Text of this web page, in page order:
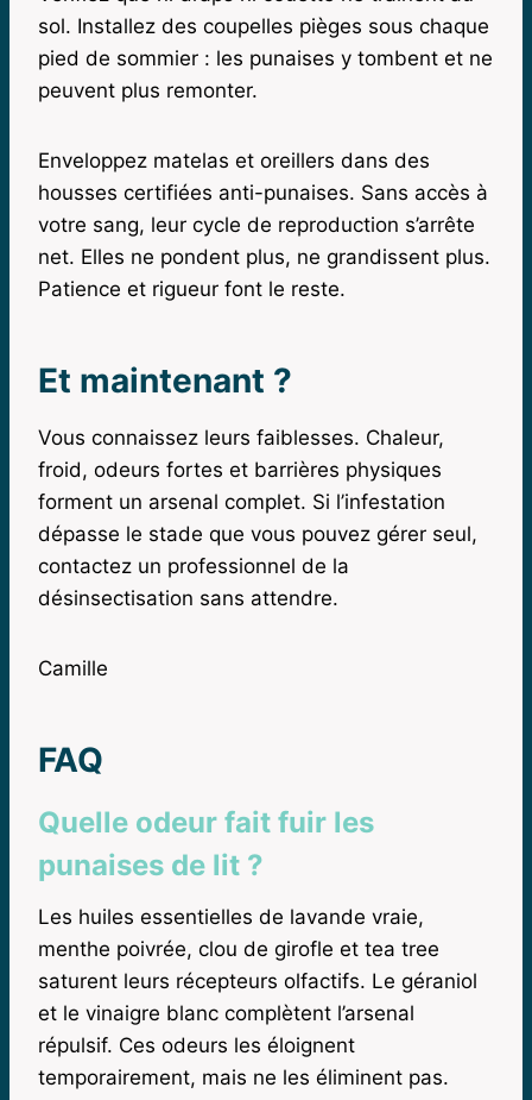
sol. Installez des coupelles pièges sous chaque
pied de sommier : les punaises y tombent et ne
peuvent plus remonter.
Enveloppez matelas et oreillers dans des
housses certifiées anti-punaises. Sans accès à
votre sang, leur cycle de reproduction s’arrête
net. Elles ne pondent plus, ne grandissent plus.
Patience et rigueur font le reste.
Et maintenant ?
Vous connaissez leurs faiblesses. Chaleur,
froid, odeurs fortes et barrières physiques
forment un arsenal complet. Si l’infestation
dépasse le stade que vous pouvez gérer seul,
contactez un professionnel de la
désinsectisation sans attendre.
Camille
FAQ
Quelle odeur fait fuir les
punaises de lit ?
Les huiles essentielles de lavande vraie,
menthe poivrée, clou de girofle et tea tree
saturent leurs récepteurs olfactifs. Le géraniol
et le vinaigre blanc complètent l’arsenal
répulsif. Ces odeurs les éloignent
temporairement, mais ne les éliminent pas.